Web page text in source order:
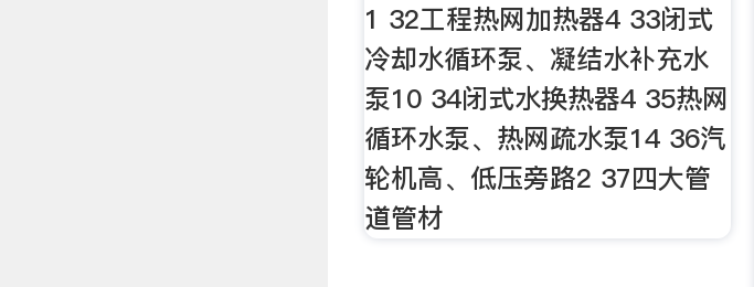
1 32工程热网加热器4 33闭式
冷却水循环泵、凝结水补充水
泵10 34闭式水换热器4 35热网
循环水泵、热网疏水泵14 36汽
轮机高、低压旁路2 37四大管
道管材